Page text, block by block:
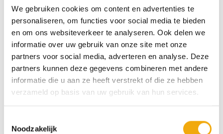
We gebruiken cookies om content en advertenties te
personaliseren, om functies voor social media te bieden
en om ons websiteverkeer te analyseren. Ook delen we
informatie over uw gebruik van onze site met onze
partners voor social media, adverteren en analyse. Deze
partners kunnen deze gegevens combineren met andere
informatie die u aan ze heeft verstrekt of die ze hebben
verzameld op basis van uw gebruik van hun services.
Noodzakelijk
Dit product is nu niet op voorraad en niet
beschikbaar.
SKU:N/B
Categorieën: Deuren voor Pax kasten Modern
Specificaties